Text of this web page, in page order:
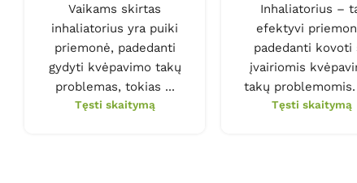
Vaikams skirtas
inhaliatorius yra puiki
priemonė, padedanti
gydyti kvėpavimo takų
problemas, tokias ...
Tęsti skaitymą
Inhaliatorius –
efektyvi
padedanti kovoti
įvairiomis
takų problemomis.
Tęsti skaitymą